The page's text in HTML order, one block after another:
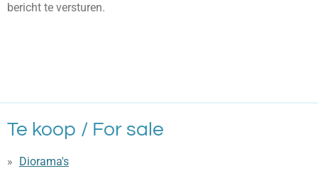
bericht te versturen.
Te koop / For sale
Diorama's